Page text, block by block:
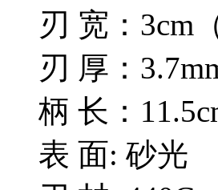
刃 宽：3cm
刃 厚：
柄 长：
表 面: 砂光